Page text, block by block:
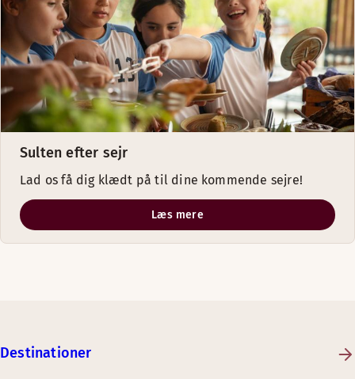
Sulten efter sejr
Lad os få dig klædt på til dine kommende sejre!
Læs mere
Destinationer